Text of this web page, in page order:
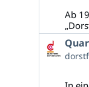
Ab
Beitrag
von
Bluesky